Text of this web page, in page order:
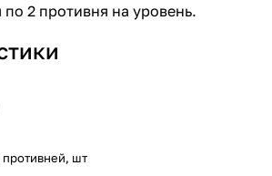
по 2 противня на уровень.
шт